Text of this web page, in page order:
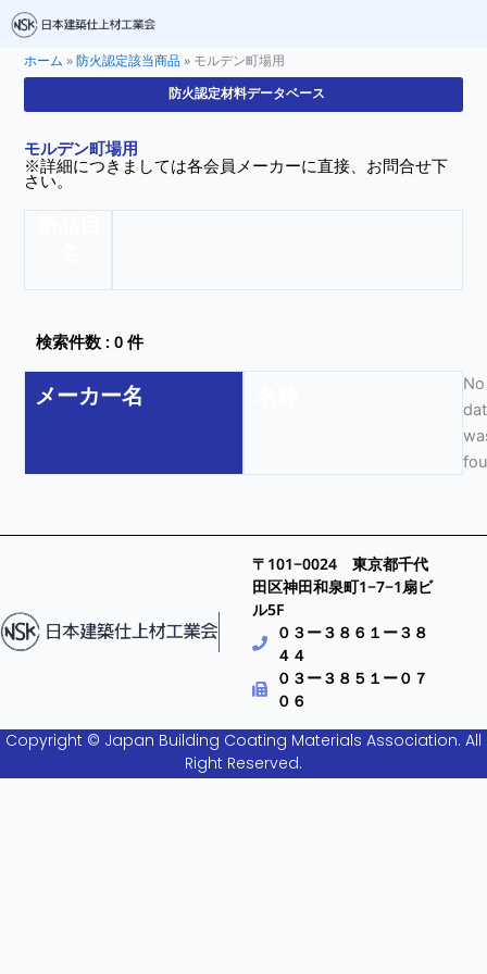
ホーム »防火認定該当商品» モルデン町場用
防火認定材料データベース
モルデン町場用
※詳細につきましては各会員メーカーに直接、お問合せ下
さい。
検索件数 : 0 件
メーカー名
No
〒101−0024 東京都千代
田区神田和泉町1−7−1扇ビ
ル5F
０３ー３８６１ー３８
４４
０３ー３８５１ー０７
０６
Copyright © Japan Building Coating Materials Association. All
Right Reserved.